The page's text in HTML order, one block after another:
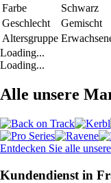
Farbe
Schwarz
Geschlecht
Gemischt
Altersgruppe
Loading...
Loading...
Alle unsere
Entdecken Sie alle
Kundendienst in